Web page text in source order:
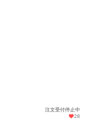
注文受付停止中
28